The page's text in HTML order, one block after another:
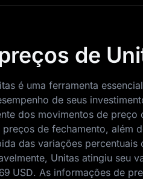
de
é uma ferramenta
de seus
dos movimentos de preço
de fechamento, além
das variações percentuais
Unitas atingiu seu
USD. As informações de